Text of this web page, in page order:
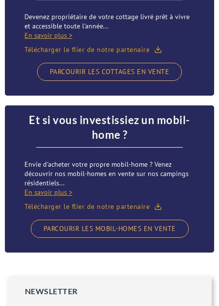
Devenez propriétaire de votre cottage livré prêt à vivre
et accessible toute l'année...
En savoir plus >
Télécharger le flier de notre partenaire
PARCOURIR LES COTTAGES EN VENTE
Et si vous investissiez un mobil-
home ?
Envie d'acheter votre propre mobil-home ? Venez
découvrir nos mobil-homes en vente sur nos campings
résidentiels...
En savoir plus >
Télécharger le flier de notre partenaire
PARCOURIR LES MOBIL-HOMES EN VENTE
NEWSLETTER